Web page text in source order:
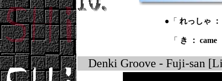
●「 れっしゃ
「 き ： came
Denki Groove - Fuji-san